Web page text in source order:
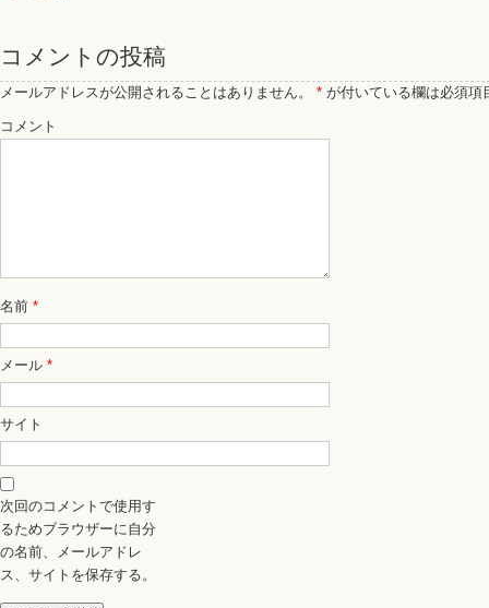
コメントの投稿
メールアドレスが公開されることはありません。 * が付いている欄は必須項
コメント
名前 *
メール *
サイト
次回のコメントで使用す
るためブラウザーに自分
の名前、メールアドレ
ス、サイトを保存する。